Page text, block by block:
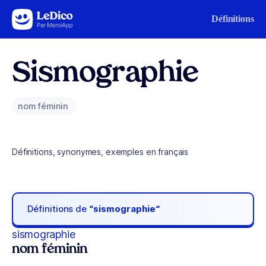
Aller au contenu Définitions
Sismographie
nom féminin
Définitions, synonymes, exemples en français
Définitions de “sismographie“
sismographie
nom féminin